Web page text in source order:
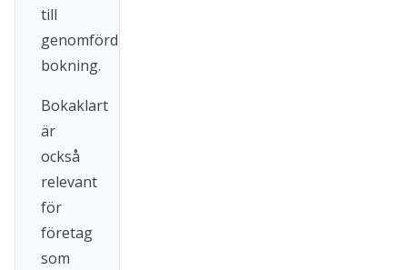
till
genomförd
bokning.
Bokaklart
är
också
relevant
för
företag
som